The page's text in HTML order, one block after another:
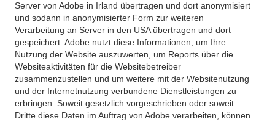
Server von Adobe in Irland übertragen und dort anonymisiert
und sodann in anonymisierter Form zur weiteren
Verarbeitung an Server in den USA übertragen und dort
gespeichert. Adobe nutzt diese Informationen, um Ihre
Nutzung der Website auszuwerten, um Reports über die
Websiteaktivitäten für die Websitebetreiber
zusammenzustellen und um weitere mit der Websitenutzung
und der Internetnutzung verbundene Dienstleistungen zu
erbringen. Soweit gesetzlich vorgeschrieben oder soweit
Dritte diese Daten im Auftrag von Adobe verarbeiten, können